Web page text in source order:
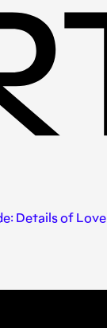
Details of Love